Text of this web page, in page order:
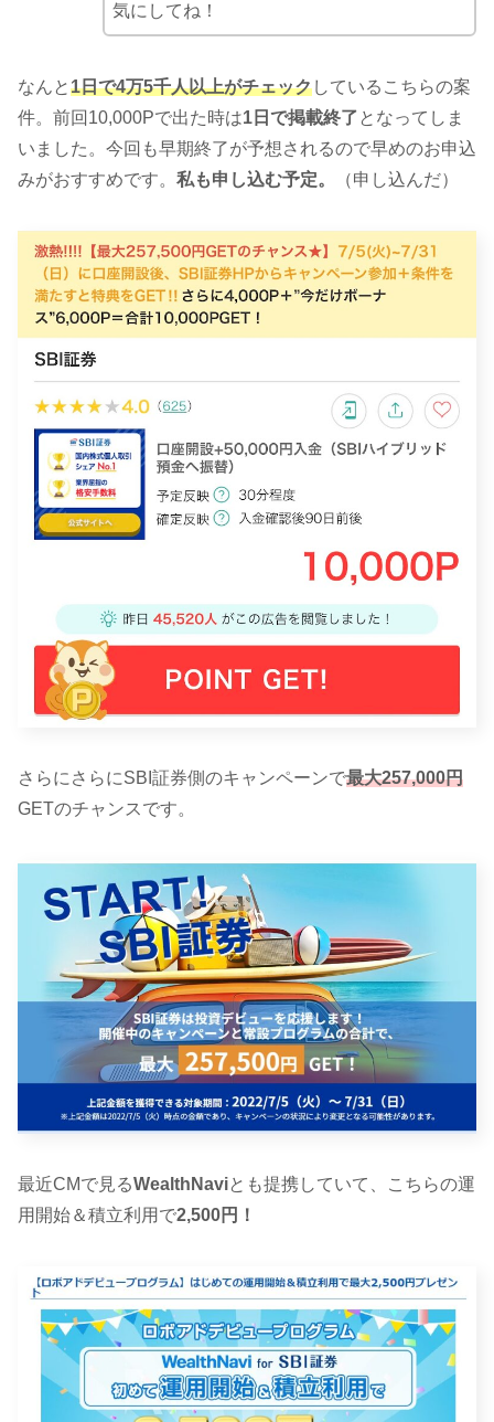
気にしてね！
なんと1日で4万5千人以上がチェックしているこちらの案
件。前回10,000Pで出た時は1日で掲載終了 となってしま
いました。今回も早期終了が予想されるので早めのお申込
みがおすすめです。 私も申し込む予定。 （申し込んだ）
さらにさらにSBI証券側のキャンペーンで最大257,000円
GETのチャンスです。
最近CMで見るWealthNaviとも提携していて、こちらの運
用開始＆積立利用で2,500円！